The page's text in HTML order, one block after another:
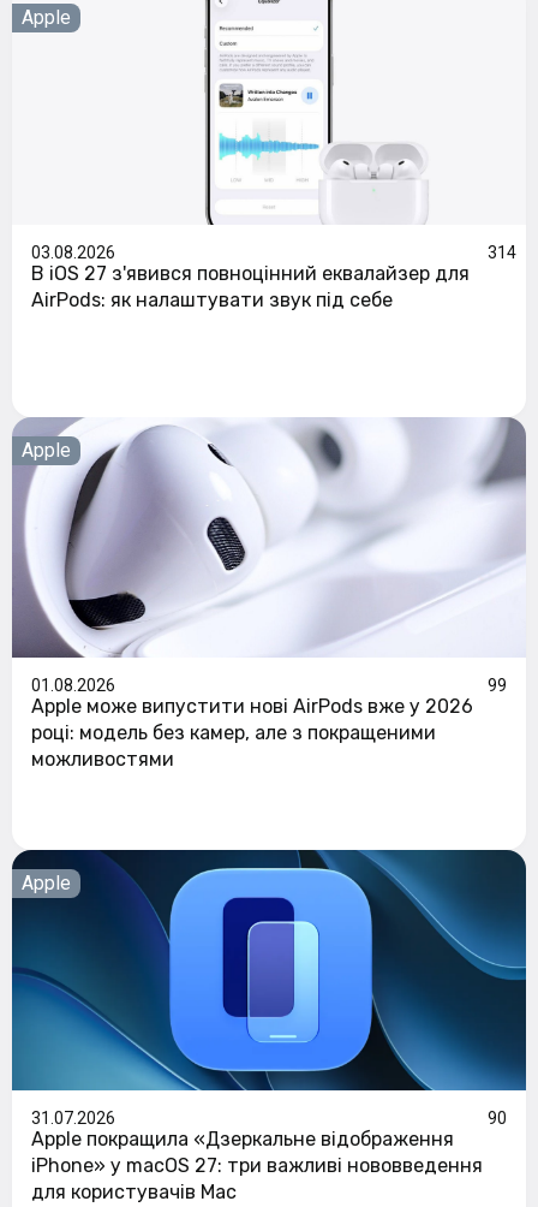
Apple
03.08.2026 314
В iOS 27 з'явився повноцінний еквалайзер для
AirPods: як налаштувати звук під себе
Apple
01.08.2026 99
Apple може випустити нові AirPods вже у 2026
році: модель без камер, але з покращеними
можливостями
Apple
31.07.2026 90
Apple покращила «Дзеркальне відображення
iPhone» у macOS 27: три важливі нововведення
для користувачів Mac